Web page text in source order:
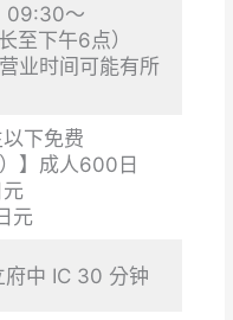
09:30～
至下午6点）
业时间可能有所
下免费
】成人600日
元
府中 IC 30 分钟